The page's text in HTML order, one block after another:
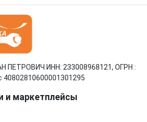
ПЕТРОВИЧ ИНН: 233008968121, ОГРН :
40802810600001301295
и маркетплейсы